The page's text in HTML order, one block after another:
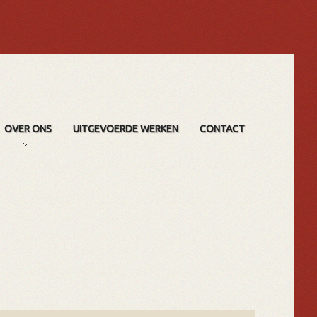
OVER ONS UITGEVOERDE WERKEN CONTACT